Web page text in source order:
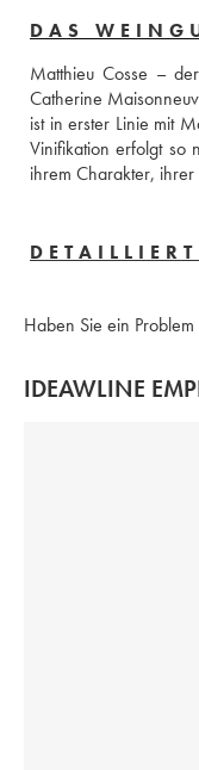
DAS
Matthieu Cosse –
Catherine
ist in erster Linie mit
Vinifikation erfolgt so
ihrem Charakter,
Haben Sie ein Problem
IDEAWLINE